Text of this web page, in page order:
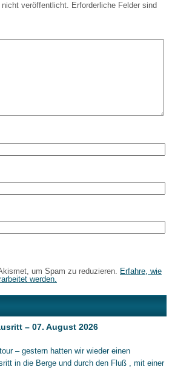
nicht veröffentlicht. Erforderliche Felder sind
um Spam zu reduzieren. Erfahre, wie
werden.
– 07. August 2026
– gestern hatten wir wieder einen
in die Berge und durch den Fluß , mit einer